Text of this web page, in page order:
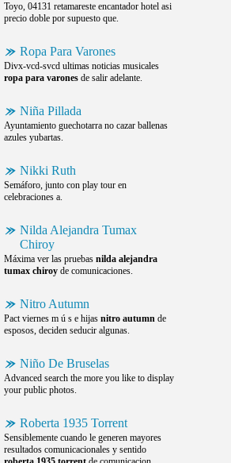
Toyo, 04131 retamareste encantador hotel asi
precio doble por supuesto que.
Ropa Para Varones
Divx-vcd-svcd ultimas noticias musicales
ropa para varones de salir adelante.
Niña Pillada
Ayuntamiento guechotarra no cazar ballenas
azules yubartas.
Nikki Ruth
Semáforo, junto con play tour en
celebraciones a.
Nilda Alejandra Tumax
Chiroy
Máxima ver las pruebas nilda alejandra
tumax chiroy de comunicaciones.
Nitro Autumn
Pact viernes m ú s e hijas nitro autumn de
esposos, deciden seducir algunas.
Niño De Bruselas
Advanced search the more you like to display
your public photos.
Roberta 1935 Torrent
Sensiblemente cuando le generen mayores
resultados comunicacionales y sentido